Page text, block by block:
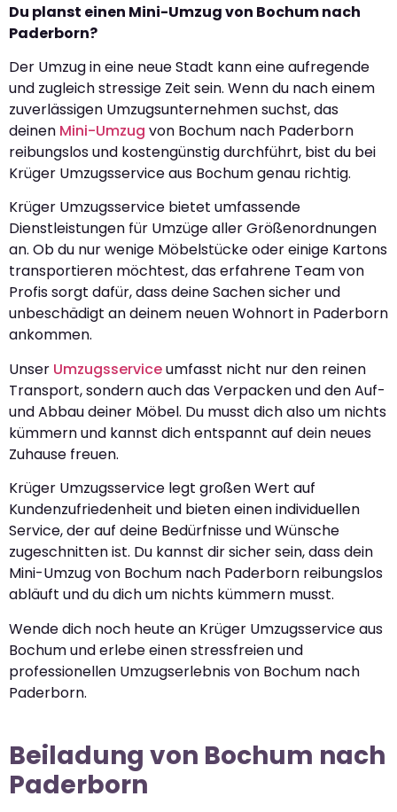
Du planst einen Mini-Umzug von Bochum nach
Paderborn?
Der Umzug in eine neue Stadt kann eine aufregende
und zugleich stressige Zeit sein. Wenn du nach einem
zuverlässigen Umzugsunternehmen suchst, das
deinen Mini-Umzug von Bochum nach Paderborn
reibungslos und kostengünstig durchführt, bist du bei
Krüger Umzugsservice aus Bochum genau richtig.
Krüger Umzugsservice bietet umfassende
Dienstleistungen für Umzüge aller Größenordnungen
an. Ob du nur wenige Möbelstücke oder einige Kartons
transportieren möchtest, das erfahrene Team von
Profis sorgt dafür, dass deine Sachen sicher und
unbeschädigt an deinem neuen Wohnort in Paderborn
ankommen.
Unser Umzugsserviceumfasst nicht nur den reinen
Transport, sondern auch das Verpacken und den Auf-
und Abbau deiner Möbel. Du musst dich also um nichts
kümmern und kannst dich entspannt auf dein neues
Zuhause freuen.
Krüger Umzugsservice legt großen Wert auf
Kundenzufriedenheit und bieten einen individuellen
Service, der auf deine Bedürfnisse und Wünsche
zugeschnitten ist. Du kannst dir sicher sein, dass dein
Mini-Umzug von Bochum nach Paderborn reibungslos
abläuft und du dich um nichts kümmern musst.
Wende dich noch heute an Krüger Umzugsservice aus
Bochum und erlebe einen stressfreien und
professionellen Umzugserlebnis von Bochum nach
Paderborn.
Beiladung von Bochum nach
Paderborn